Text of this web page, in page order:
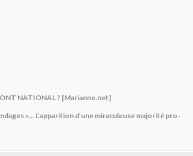
NATIONAL ? [Marianne.net]
»… L’apparition d’une miraculeuse majorité pro-